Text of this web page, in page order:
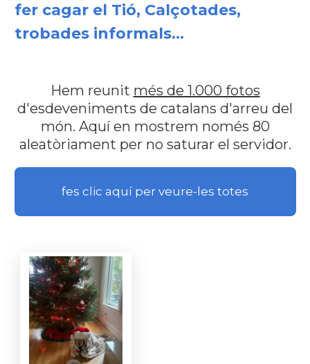
fer cagar el Tió, Calçotades,
trobades informals...
Hem reunit més de 1.000 fotos
d'esdeveniments de catalans d'arreu del
món. Aquí en mostrem només 80
aleatòriament per no saturar el servidor.
fes clic aquí per veure-les totes